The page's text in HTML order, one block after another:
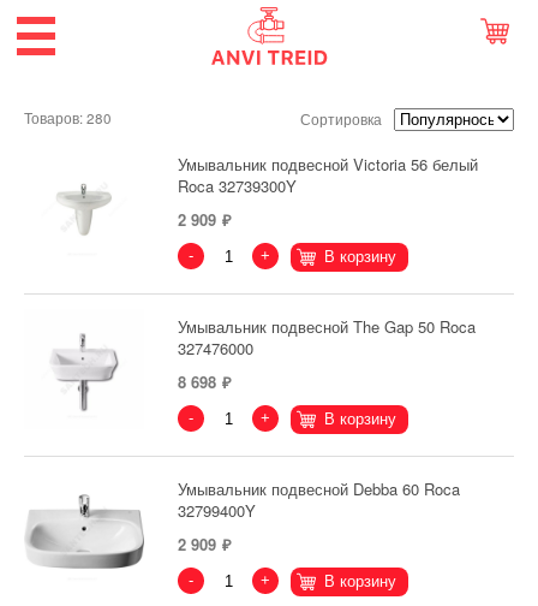
Товаров: 280 Сортировка
Умывальник подвесной Victoria 56 белый
Roca 32739300Y
2 909
- + В корзину
Умывальник подвесной The Gap 50 Roca
327476000
8 698
- + В корзину
Умывальник подвесной Debba 60 Roca
32799400Y
2 909
- + В корзину